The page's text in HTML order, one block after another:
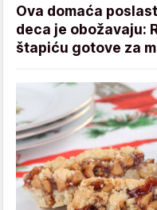
Ova domaća
deca je obožavaju:
štapiću gotove za